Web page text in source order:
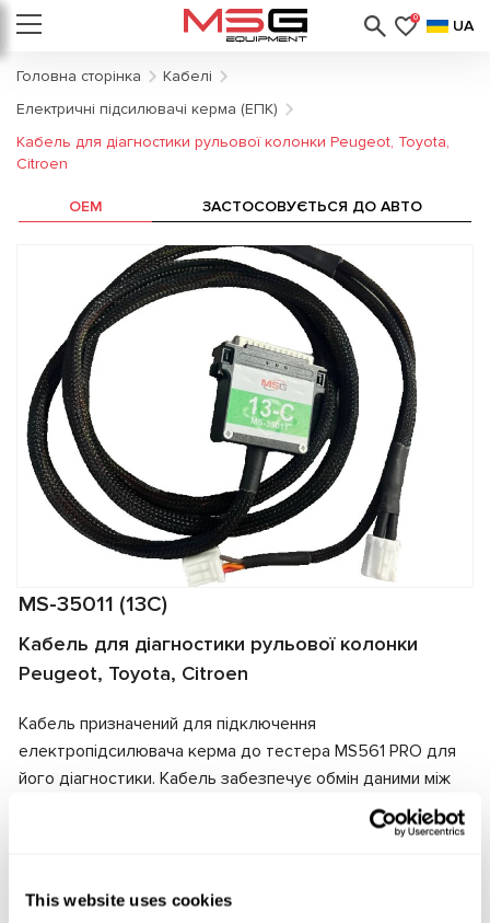
This website uses cookies
0 UA
Головна сторінка
Кабелі
Електричні підсилювачі керма (ЕПК)
Кабель для діагностики рульової колонки Peugeot, Toyota,
Citroen
MS-35011 (13C)
Кабель для діагностики рульової колонки
Peugeot, Toyota, Citroen
Кабель призначений для підключення
електропідсилювача керма до тестера MS561 PRO для
його діагностики. Кабель забезпечує обмін даними між
тестером і електропідсилювачем, а також подає
електричне живлення на агрегат. Завдяки відповідності
швидке та надійне підключення.
OEM ЗАСТОСОВУЄТЬСЯ ДО АВТО